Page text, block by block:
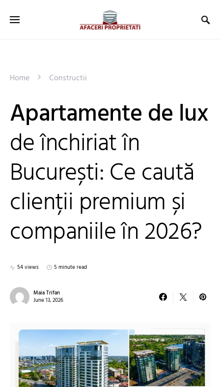
Home Constructii
Apartamente de lux
de închiriat în
București: Ce caută
clienții premium și
companiile în 2026?
54 views 5 minute read
Maia Trifan
June 13, 2026